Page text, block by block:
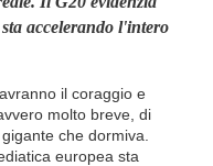
accelerando l'intero
il coraggio e
molto breve, di
che dormiva.
europea sta